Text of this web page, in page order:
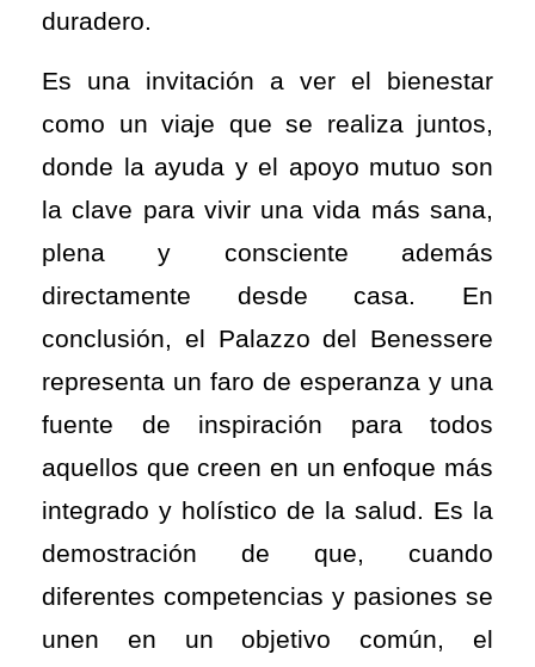
duradero.
Es una invitación a ver el bienestar
como un viaje que se realiza juntos,
donde la ayuda y el apoyo mutuo son
la clave para vivir una vida más sana,
plena y consciente además
directamente desde casa. En
conclusión, el Palazzo del Benessere
representa un faro de esperanza y una
fuente de inspiración para todos
aquellos que creen en un enfoque más
integrado y holístico de la salud. Es la
demostración de que, cuando
diferentes competencias y pasiones se
unen en un objetivo común, el